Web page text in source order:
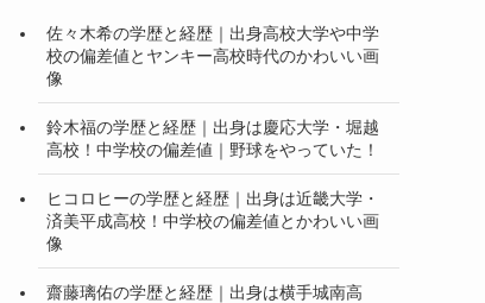
佐々木希の学歴と経歴｜出身高校大学や中学
校の偏差値とヤンキー高校時代のかわいい画
像
鈴木福の学歴と経歴｜出身は慶応大学・堀越
高校！中学校の偏差値｜野球をやっていた！
ヒコロヒーの学歴と経歴｜出身は近畿大学・
済美平成高校！中学校の偏差値とかわいい画
像
齋藤璃佑の学歴と経歴｜出身は横手城南高